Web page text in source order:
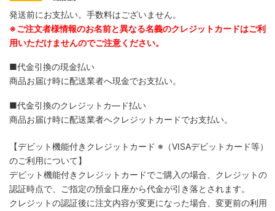
発送前にお支払い。手数料はございません。
※ご注文者様情報のお名前と異なる名義のクレジットカードはご利
用いただけませんのでご注意ください。
■代金引換の現金払い
商品お届け時に配送業者へ現金でお支払い。
■代金引換のクレジットカ―ド払い
商品お届け時に配送業者へクレジットカードでお支払い。
【デビット機能付きクレジットカード ※（VISAデビットカード等）
のご利用について】
デビット機能付きクレジットカードでご購入の場合、クレジットの
認証時点で、ご指定の預金口座から代金が引き落とされます。
クレジットの認証後に注文内容が変更になった場合、変更前の利用